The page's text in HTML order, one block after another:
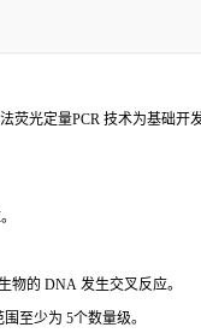
荧光定量PCR 技术为基础开
的 DNA 发生交叉反应。
至少为 5个数量级。